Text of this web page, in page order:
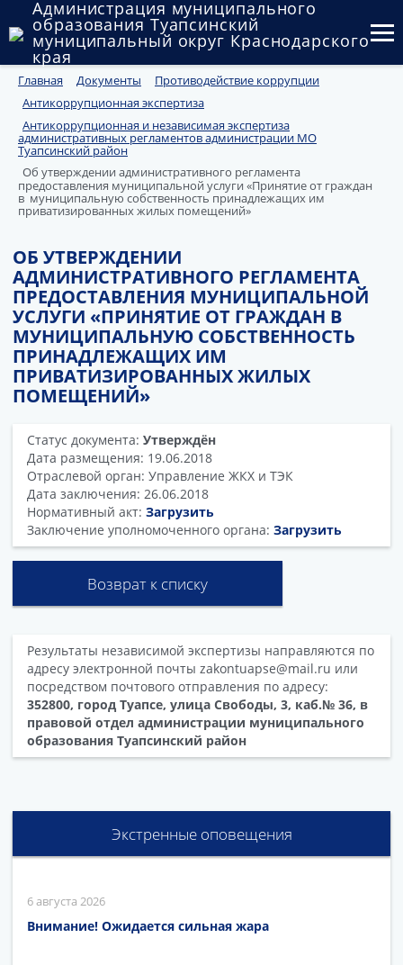
Администрация муниципального
образования Туапсинский
муниципальный округ Краснодарского
края
Округ
Администрация
Муниципальные закупки
Государственный и муниципальный контроль
Публичные слушания и общественные обсуждения
Документы
Главная Документы
Противодействие коррупции
Антикоррупционная экспертиза
Антикоррупционная и независимая экспертиза
административных регламентов администрации МО
Туапсинский район
Об утверждении административного регламента
предоставления муниципальной услуги «Принятие от граждан
в муниципальную собственность принадлежащих им
приватизированных жилых помещений»
ОБ УТВЕРЖДЕНИИ
АДМИНИСТРАТИВНОГО РЕГЛАМЕНТА
ПРЕДОСТАВЛЕНИЯ МУНИЦИПАЛЬНОЙ
УСЛУГИ «ПРИНЯТИЕ ОТ ГРАЖДАН В
МУНИЦИПАЛЬНУЮ СОБСТВЕННОСТЬ
ПРИНАДЛЕЖАЩИХ ИМ
ПРИВАТИЗИРОВАННЫХ ЖИЛЫХ
ПОМЕЩЕНИЙ»
Статус документа: Утверждён
Дата размещения: 19.06.2018
Отраслевой орган: Управление ЖКХ и ТЭК
Дата заключения: 26.06.2018
Нормативный акт: Загрузить
Заключение уполномоченного органа: Загрузить
Возврат к списку
Результаты независимой экспертизы направляются по
адресу электронной почты zakontuapse@mail.ru или
посредством почтового отправления по адресу:
352800, город Туапсе, улица Свободы, 3, каб.№ 36, в
правовой отдел администрации муниципального
образования Туапсинский район
Экстренные оповещения
6 августа 2026
Внимание! Ожидается сильная жара